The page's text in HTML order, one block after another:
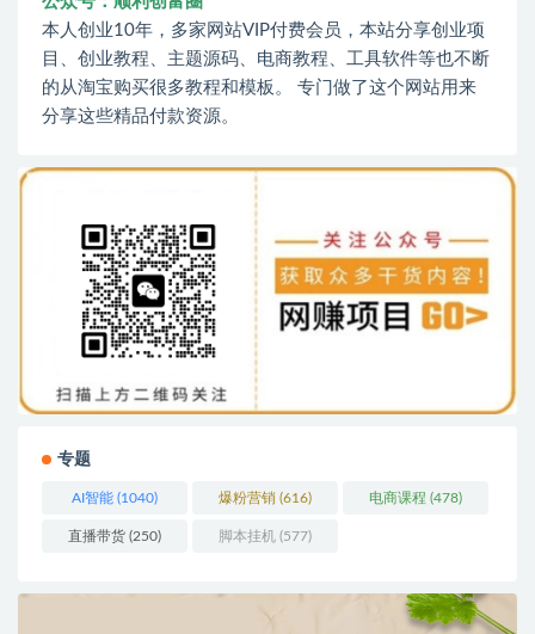
本人创业10年，多家网站VIP付费会员，本站分享创业项
目、创业教程、主题源码、电商教程、工具软件等也不断
的从淘宝购买很多教程和模板。 专门做了这个网站用来
分享这些精品付款资源。
专题
AI智能 (1040) 爆粉营销 (616) 电商课程 (478)
直播带货 (250) 脚本挂机 (577)